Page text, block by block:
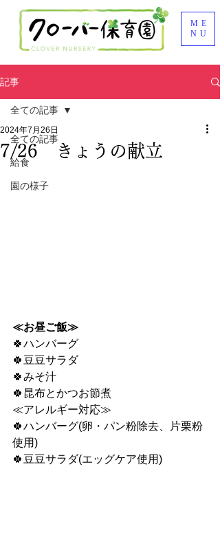
ME
NU
記事
全ての記事
給食
園の様子
全ての記事
7/26 きょうの献立
2024年7月26日
≪お昼ご飯≫
🍀ハンバーグ
🍀豆豆サラダ
🍀みそ汁
🍀昆布とかつお節煮
≪アレルギー対応≫
🍀ハンバーグ(卵・パン粉除去、片栗粉
使用)
🍀豆豆サラダ(エッグケア使用)